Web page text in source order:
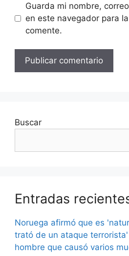
Guarda mi nombre,
en este navegador para
comente.
Buscar
Entradas
Noruega afirmó que es
trató de un ataque
hombre que causó varios